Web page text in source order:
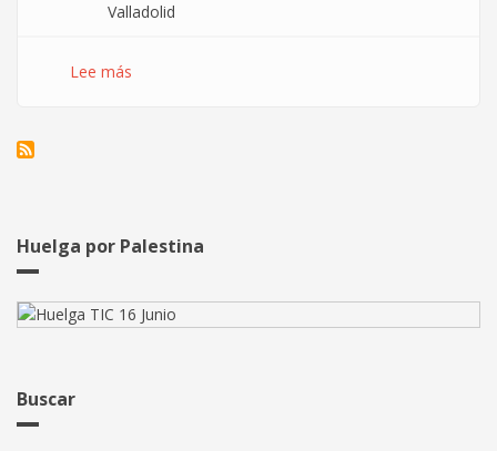
Valladolid
Lee más
16
Huelga por Palestina
Buscar